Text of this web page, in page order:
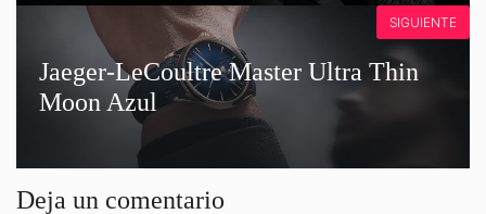
Jaeger-LeCoultre Master Ultra Thin
Moon Azul
SIGUIENTE
Deja un comentario